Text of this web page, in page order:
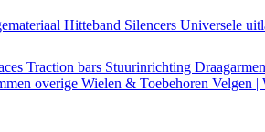
Hitteband Silencers Universele
Traction bars Stuurinrichting Draagarmen
overige Wielen & Toebehoren Velgen |